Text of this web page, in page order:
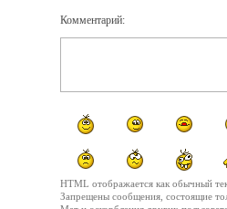
Комментарий:
HTML отображается как обычный
Запрещены сообщения, состоящие